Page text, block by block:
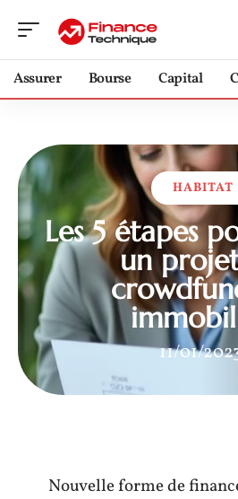
Assurer Bourse Capital
HABITAT
Les 5 étapes
un
11/01/
Nouvelle forme de